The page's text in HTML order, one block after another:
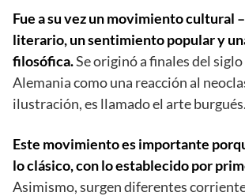
Fue a su vez un movimiento cultural
literario, un sentimiento popular y
filosófica.Se originó a finales del
Alemania como una reacción al
ilustración, es llamado el arte burgués.
Este movimiento es importante
lo clásico, con lo establecido por
Asimismo, surgen diferentes